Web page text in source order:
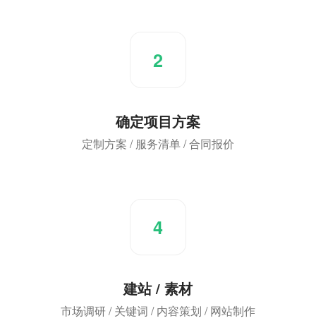
2
确定项目方案
定制方案 / 服务清单 / 合同报价
4
建站 / 素材
市场调研 / 关键词 / 内容策划 / 网站制作